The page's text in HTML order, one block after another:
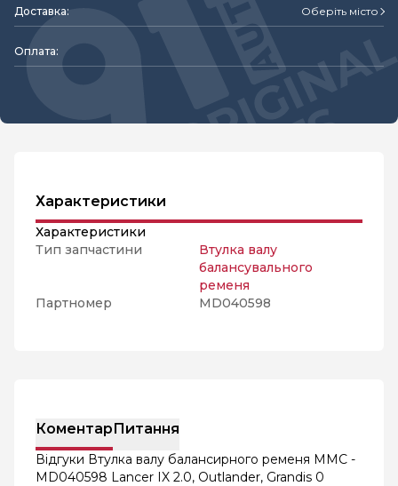
Доставка: Оберіть місто
Оплата:
Характеристики
Характеристики
Тип запчастини
Втулка валу
балансувального
ременя
Партномер
MD040598
КоментарПитання
Відгуки Втулка валу балансирного ременя MMC -
MD040598 Lancer IX 2.0, Outlander, Grandis 0